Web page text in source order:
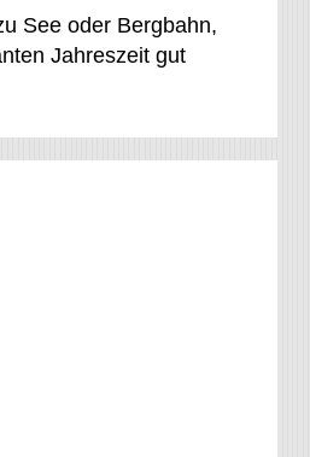
See oder Bergbahn,
Jahreszeit gut